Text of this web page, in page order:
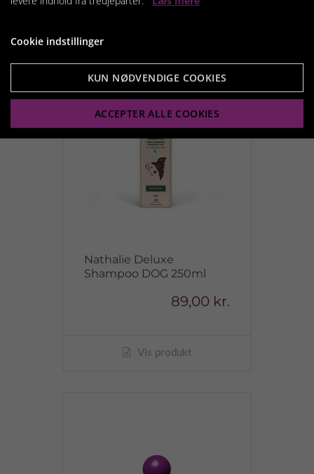
Nathalie Deluxe
Shampoo DOG 250ml
89,00 kr.
Vis produkt
Cookie indstillinger
KUN NØDVENDIGE COOKIES
ACCEPTER ALLE COOKIES